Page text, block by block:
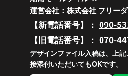
運営会社：株式会社 フリー
【新電話番号】： 090-
【旧電話番号】： 070-
デザインファイル入稿は、上
接添付いただいてもOKです。